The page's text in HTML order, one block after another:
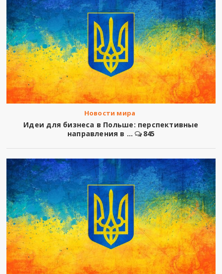
Новости мира
Идеи для бизнеса в Польше: перспективные
направления в ...
845